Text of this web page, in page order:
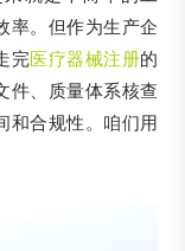
率。但作为生产企
完医疗器械注册的
件、质量体系核查
和合规性。咱们用